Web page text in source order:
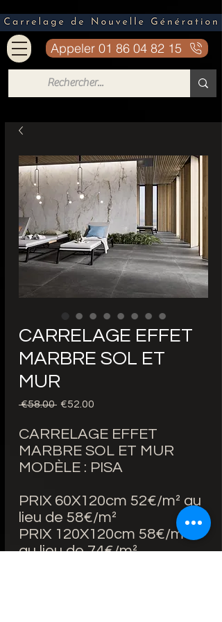
Appeler 01 86 04 82 15
CARRELAGE EFFET
MARBRE SOL ET
MUR
€58.00 Regular
€52.00
CARRELAGE EFFET
MARBRE SOL ET MUR
MODÈLE : PISA
PRIX 60X120cm 52€/m² au
lieu de 58€/m²
PRIX 120X120cm 58€/m²
au lieu de 74€/m²